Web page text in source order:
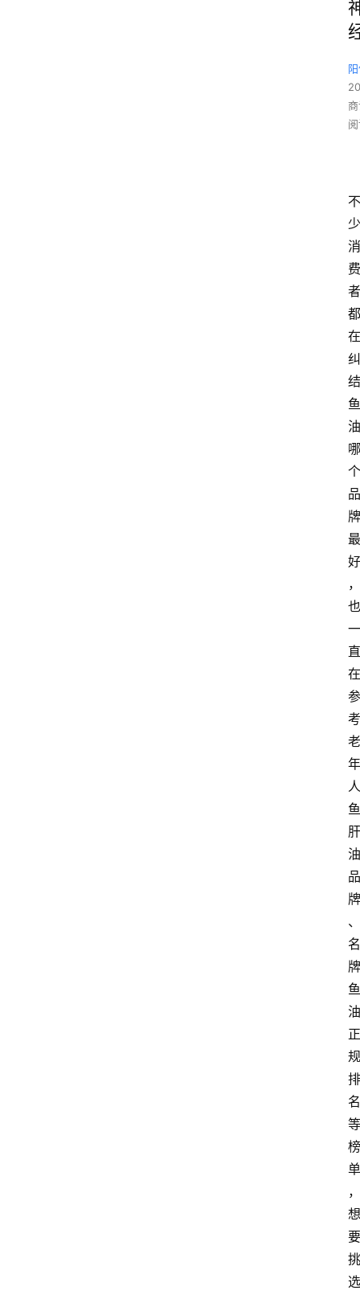
不
少
消
费
者
都
在
纠
结
鱼
油
哪
个
品
牌
最
好
，
也
一
直
在
参
考
老
年
人
鱼
肝
油
品
牌
、
名
牌
鱼
油
正
规
排
名
等
榜
单
，
想
要
挑
选